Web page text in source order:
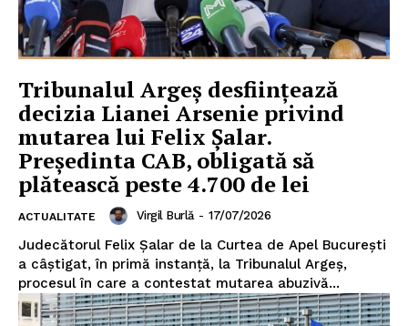
Un proiect
FREEDOM HOUSE ROMÂNIA
PRESShub
Despre noi / Echipa
Tribunalul Argeș desființează
decizia Lianei Arsenie privind
mutarea lui Felix Șalar.
Președinta CAB, obligată să
plătească peste 4.700 de lei
ACTUALITATE Virgil Burlă - 17/07/2026
Judecătorul Felix Șalar de la Curtea de Apel București
a câștigat, în primă instanță, la Tribunalul Argeș,
procesul în care a contestat mutarea abuzivă...